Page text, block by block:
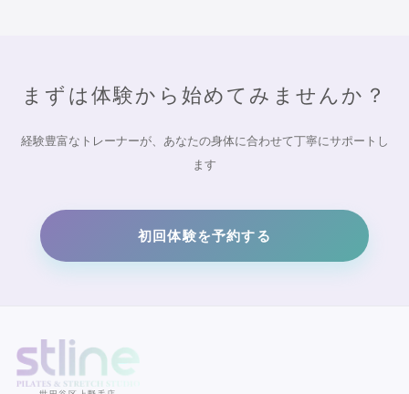
まずは体験から始めてみませんか？
経験豊富なトレーナーが、あなたの身体に合わせて丁寧にサポートし
ます
初回体験を予約する